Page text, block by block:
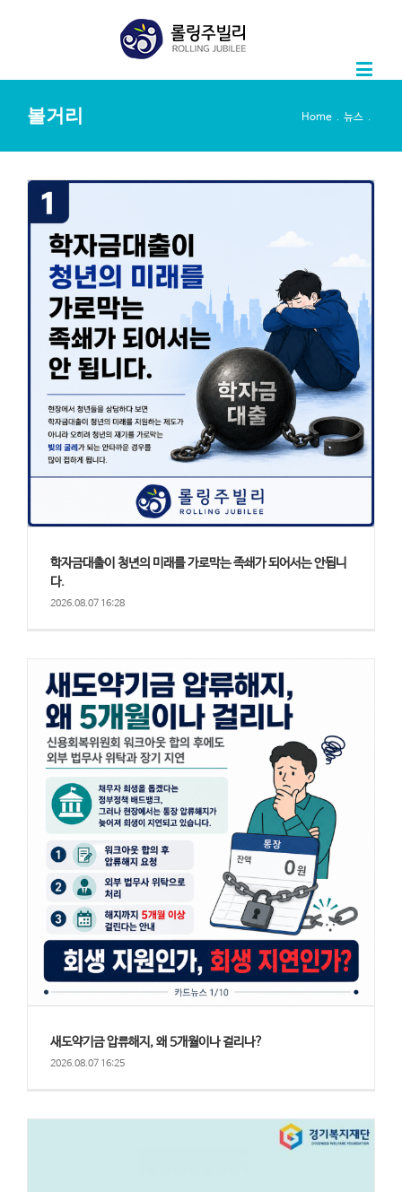
볼거리 Home 뉴스
학자금대출이 청년의 미래를 가로막는 족쇄가 되어서는 안됩니
다.
2026.08.07 16:28
새도약기금 압류해지, 왜 5개월이나 걸리나?
2026.08.07 16:25